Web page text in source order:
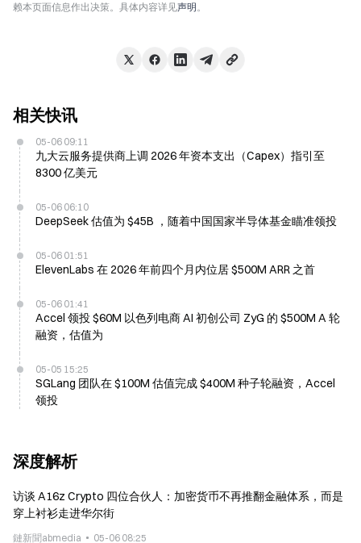
赖本页面信息作出决策。具体内容详见声明。
相关快讯
05-06 09:11
九大云服务提供商上调 2026 年资本支出（Capex）指引至
8300 亿美元
05-06 06:10
DeepSeek 估值为 $45B ，随着中国国家半导体基金瞄准领投
05-06 01:51
ElevenLabs 在 2026 年前四个月内位居 $500M ARR 之首
05-06 01:41
Accel 领投 $60M 以色列电商 AI 初创公司 ZyG 的 $500M A 轮
融资，估值为
05-05 15:25
SGLang 团队在 $100M 估值完成 $400M 种子轮融资，Accel
领投
深度解析
访谈 A16z Crypto 四位合伙人：加密货币不再推翻金融体系，而是
穿上衬衫走进华尔街
鏈新聞abmedia 05-06 08:25